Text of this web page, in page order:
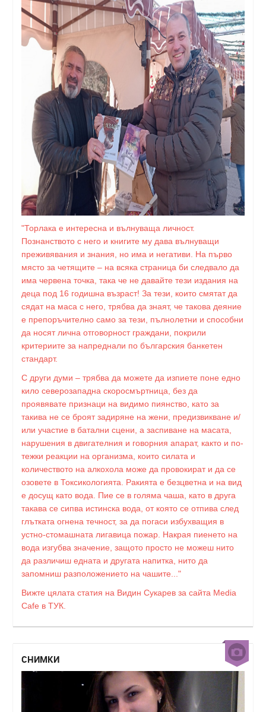
"Торлака е интересна и вълнуваща личност.
Познанството с него и книгите му дава вълнуващи
преживявания и знания, но има и негативи. На първо
място за четящите – на всяка страница би следвало да
има червена точка, така че не давайте тези издания на
деца под 16 годишна възраст! За тези, които смятат да
сядат на маса с него, трябва да знаят, че такова деяние
е препоръчително само за тези, пълнолетни и способни
да носят лична отговорност граждани, покрили
критериите за напреднали по българския банкетен
стандарт.
С други думи – трябва да можете да изпиете поне едно
кило северозападна скоросмъртница, без да
проявявате признаци на видимо пиянство, като за
такива не се броят задиряне на жени, предизвикване и/
или участие в батални сцени, а заспиване на масата,
нарушения в двигателния и говорния апарат, както и по-
тежки реакции на организма, които силата и
количеството на алкохола може да провокират и да се
озовете в Токсикологията. Ракията е безцветна и на вид
е досущ като вода. Пие се в голяма чаша, като в друга
такава се сипва истинска вода, от която се отпива след
глътката огнена течност, за да погаси избухващия в
устно-стомашната лигавица пожар. Накрая пиенето на
вода изгубва значение, защото просто не можеш нито
да различиш едната и другата напитка, нито да
запомниш разположението на чашите..."
Вижте цялата статия на Видин Сукарев за сайта Media
Cafe в ТУК.
СНИМКИ